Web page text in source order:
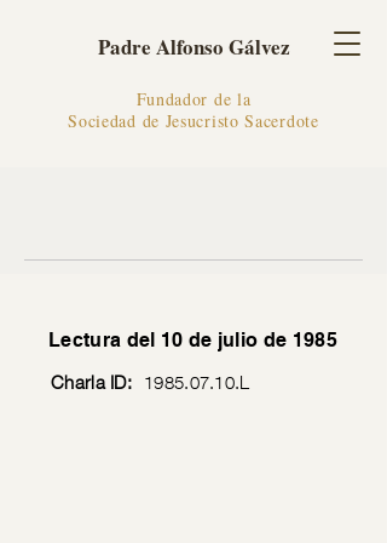
Padre Alfonso Gálvez
Fundador de la
Sociedad de Jesucristo Sacerdote
Lectura del 10 de julio de 1985
Charla ID: 1985.07.10.L